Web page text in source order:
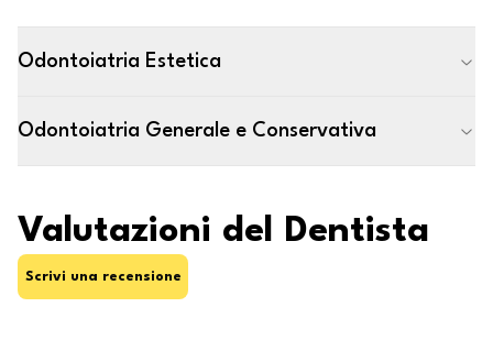
Odontoiatria Estetica
Odontoiatria Generale e Conservativa
Valutazioni del Dentista
Scrivi una recensione